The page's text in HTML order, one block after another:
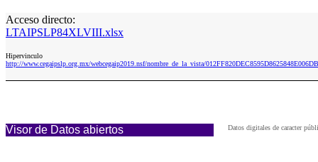
Acceso directo:
LTAIPSLP84XLVIII.xlsx
Hipervinculo
http://www.cegaipslp.org.mx/webcegaip2019.nsf/nombre_de_la_vista/
Visor de Datos abiertos Datos digitales de caracter